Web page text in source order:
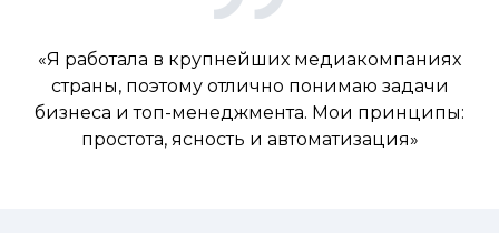
«Я работала в крупнейших медиакомпаниях
страны, поэтому отлично понимаю задачи
бизнеса и топ-менеджмента. Мои принципы:
простота, ясность и автоматизация»